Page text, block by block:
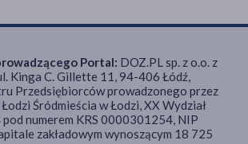
Portal: DOZ.PL sp. z o.o. z
Kinga C. Gillette 11, 94-406 Łódź,
Przedsiębiorców prowadzonego przez
Śródmieścia w Łodzi, XX Wydział
pod numerem KRS 0000301254, NIP
zakładowym wynoszącym 18 725